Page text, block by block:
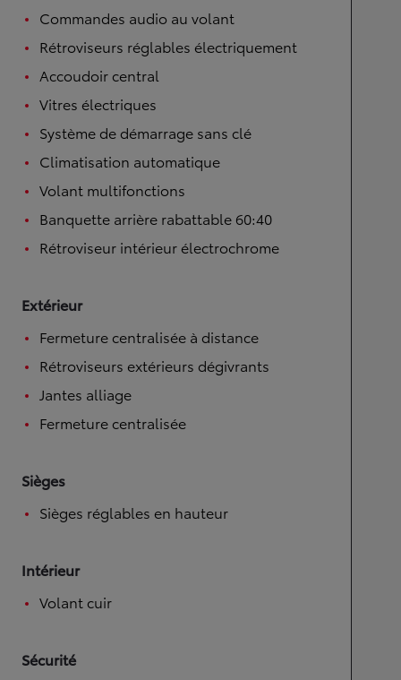
Commandes audio au volant
Rétroviseurs réglables électriquement
Accoudoir central
Vitres électriques
Système de démarrage sans clé
Climatisation automatique
Volant multifonctions
Banquette arrière rabattable 60:40
Rétroviseur intérieur électrochrome
Extérieur
Fermeture centralisée à distance
Rétroviseurs extérieurs dégivrants
Jantes alliage
Fermeture centralisée
Sièges
Sièges réglables en hauteur
Intérieur
Volant cuir
Sécurité